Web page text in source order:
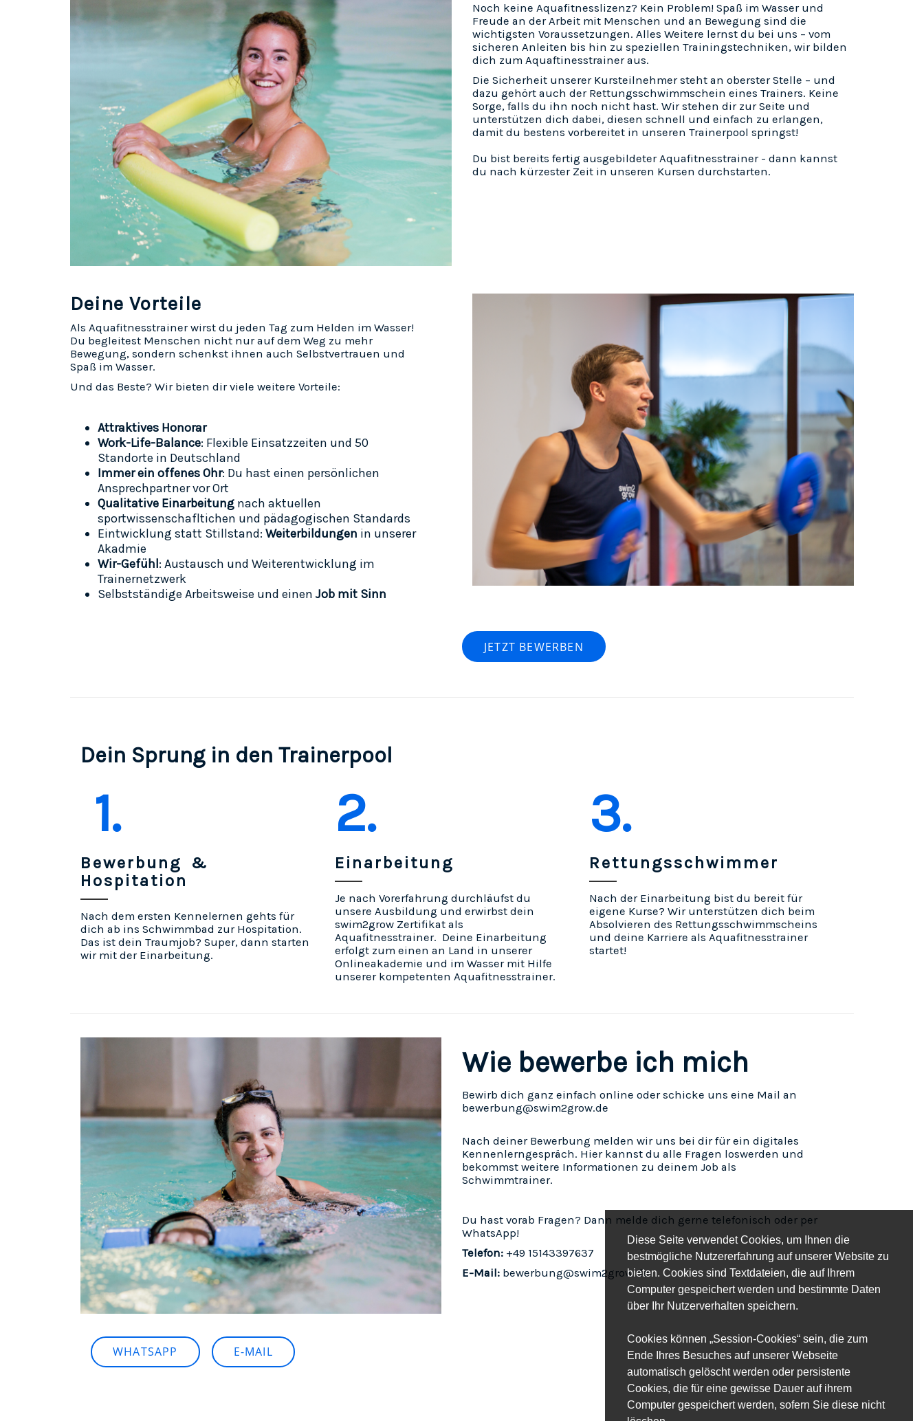
Diese Seite verwendet Cookies, um Ihnen die
bestmögliche Nutzererfahrung auf unserer Website zu
bieten. Cookies sind Textdateien, die auf Ihrem
Computer gespeichert werden und bestimmte Daten
über Ihr Nutzerverhalten speichern.
Cookies können „Session-Cookies“ sein, die zum
Ende Ihres Besuches auf unserer Webseite
automatisch gelöscht werden oder persistente
Cookies, die für eine gewisse Dauer auf ihrem
Computer gespeichert werden, sofern Sie diese nicht
Noch keine Aquafitnesslizenz? Kein Problem! Spaß im Wasser und
Freude an der Arbeit mit Menschen und an Bewegung sind die
wichtigsten Voraussetzungen. Alles Weitere lernst du bei uns – vom
sicheren Anleiten bis hin zu speziellen Trainingstechniken, wir bilden
dich zum Aquaftinesstrainer aus.
Die Sicherheit unserer Kursteilnehmer steht an oberster Stelle – und
dazu gehört auch der Rettungsschwimmschein eines Trainers. Keine
Sorge, falls du ihn noch nicht hast. Wir stehen dir zur Seite und
unterstützen dich dabei, diesen schnell und einfach zu erlangen,
damit du bestens vorbereitet in unseren Trainerpool springst!
Du bist bereits fertig ausgebildeter Aquafitnesstrainer - dann kannst
du nach kürzester Zeit in unseren Kursen durchstarten.
Deine Vorteile
Als Aquafitnesstrainer wirst du jeden Tag zum Helden im Wasser!
Du begleitest Menschen nicht nur auf dem Weg zu mehr
Bewegung, sondern schenkst ihnen auch Selbstvertrauen und
Spaß im Wasser.
Und das Beste? Wir bieten dir viele weitere Vorteile:
Attraktives Honorar
Work-Life-Balance: Flexible Einsatzzeiten und 50
Standorte in Deutschland
Immer ein offenes Ohr: Du hast einen persönlichen
Ansprechpartner vor Ort
Qualitative Einarbeitung nach aktuellen
sportwissenschafltichen und pädagogischen Standards
Eintwicklung statt Stillstand: Weiterbildungen in unserer
Akadmie
Wir-Gefühl: Austausch und Weiterentwicklung im
Trainernetzwerk
Selbstständige Arbeitsweise und einen Job mit Sinn
JETZT BEWERBEN
Dein Sprung in den Trainerpool
1.
Bewerbung &
Hospitation
Nach dem ersten Kennelernen gehts für
dich ab ins Schwimmbad zur Hospitation.
Das ist dein Traumjob? Super, dann starten
wir mit der Einarbeitung.
2.
Einarbeitung
Je nach Vorerfahrung durchläufst du
unsere Ausbildung und erwirbst dein
swim2grow Zertifikat als
Aquafitnesstrainer. Deine Einarbeitung
erfolgt zum einen an Land in unserer
Onlineakademie und im Wasser mit Hilfe
unserer kompetenten Aquafitnesstrainer.
3.
Rettungsschwimmer
Nach der Einarbeitung bist du bereit für
eigene Kurse? Wir unterstützen dich beim
Absolvieren des Rettungsschwimmscheins
und deine Karriere als Aquafitnesstrainer
startet!
Wie bewerbe ich mich
Bewirb dich ganz einfach online oder schicke uns eine Mail an
bewerbung@swim2grow.de
Nach deiner Bewerbung melden wir uns bei dir für ein digitales
Kennenlerngespräch. Hier kannst du alle Fragen loswerden und
bekommst weitere Informationen zu deinem Job als
Schwimmtrainer.
Du hast vorab Fragen? Dann melde dich gerne telefonisch oder per
WhatsApp!
Telefon: +49 15143397637
E-Mail: bewerbung@swim2grow.de
WHATSAPP E-MAIL